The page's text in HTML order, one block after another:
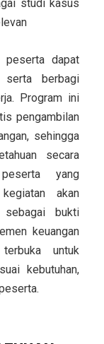
studi kasus
peserta dapat
serta berbagi
Program ini
pengambilan
sehingga
secara
yang
akan
sebagai bukti
keuangan
untuk
kebutuhan,